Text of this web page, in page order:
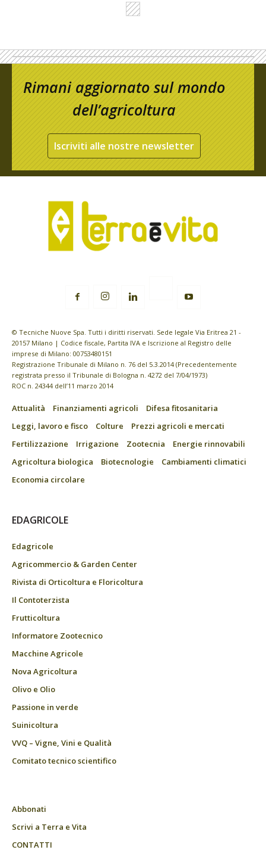
Rimani aggiornato sul mondo
dell’agricoltura
Iscriviti alle nostre newsletter
© Tecniche Nuove Spa. Tutti i diritti riservati. Sede legale Via Eritrea 21 -
20157 Milano | Codice fiscale, Partita IVA e Iscrizione al Registro delle
imprese di Milano: 00753480151
Registrazione Tribunale di Milano n. 76 del 5.3.2014 (Precedentemente
registrata presso il Tribunale di Bologna n. 4272 del 7/04/1973)
ROC n. 24344 dell’11 marzo 2014
Attualità Finanziamenti agricoli
Difesa fitosanitaria
Leggi, lavoro e fisco
Colture
Prezzi agricoli e mercati
Fertilizzazione
Irrigazione Zootecnia
Energie rinnovabili
Agricoltura biologica
Biotecnologie
Cambiamenti climatici
Economia circolare
EDAGRICOLE
Edagricole
Agricommercio & Garden Center
Rivista di Orticoltura e Floricoltura
Il Contoterzista
Frutticoltura
Informatore Zootecnico
Macchine Agricole
Nova Agricoltura
Olivo e Olio
Passione in verde
Suinicoltura
VVQ – Vigne, Vini e Qualità
Comitato tecnico scientifico
Abbonati
Scrivi a Terra e Vita
CONTATTI